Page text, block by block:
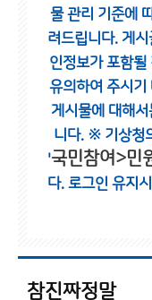
물 관리 기준에
려드립니다. 게시
인정보가 포함될
유의하여 주시기
게시물에 대해
니다. ※ 기상청
'국민참여>민
다. 로그인 유지
참진짜정말